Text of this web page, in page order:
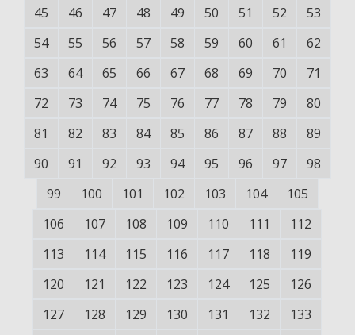
45
46 47 48 49 50 51 52
53
54
55 56 57 58 59 60 61
62
63
64 65 66 67 68 69 70
71
72
73 74 75 76 77 78 79
80
81
82 83 84 85 86 87 88
89
90
91 92 93 94 95 96 97
98
99
100 101 102 103 104
105
106
107 108 109 110 111
112
113
114 115 116 117 118
119
120
121 122 123 124 125
126
127
128 129 130 131 132
133